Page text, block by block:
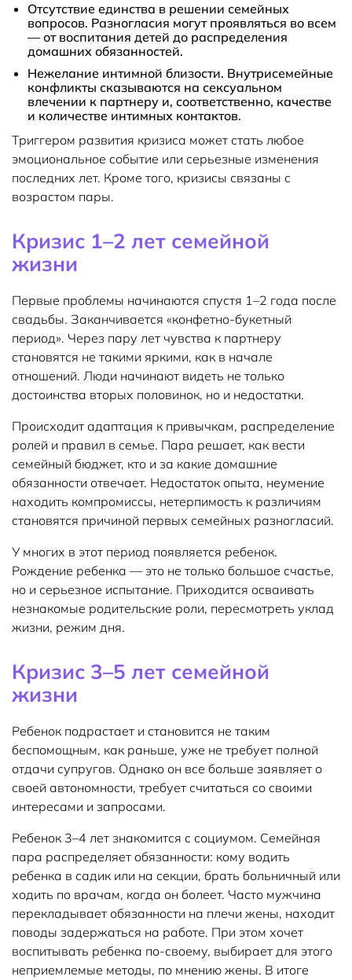
Отсутствие единства в решении семейных
вопросов. Разногласия могут проявляться во всем
— от воспитания детей до распределения
домашних обязанностей.
Нежелание интимной близости. Внутрисемейные
конфликты сказываются на сексуальном
влечении к партнеру и, соответственно, качестве
и количестве интимных контактов.
Триггером развития кризиса может стать любое
эмоциональное событие или серьезные изменения
последних лет. Кроме того, кризисы связаны с
возрастом пары.
Кризис 1–2 лет семейной
жизни
Первые проблемы начинаются спустя 1–2 года после
свадьбы. Заканчивается «конфетно-букетный
период». Через пару лет чувства к партнеру
становятся не такими яркими, как в начале
отношений. Люди начинают видеть не только
достоинства вторых половинок, но и недостатки.
Происходит адаптация к привычкам, распределение
ролей и правил в семье. Пара решает, как вести
семейный бюджет, кто и за какие домашние
обязанности отвечает. Недостаток опыта, неумение
находить компромиссы, нетерпимость к различиям
становятся причиной первых семейных разногласий.
У многих в этот период появляется ребенок.
Рождение ребенка — это не только большое счастье,
но и серьезное испытание. Приходится осваивать
незнакомые родительские роли, пересмотреть уклад
жизни, режим дня.
Кризис 3–5 лет семейной
жизни
Ребенок подрастает и становится не таким
беспомощным, как раньше, уже не требует полной
отдачи супругов. Однако он все больше заявляет о
своей автономности, требует считаться со своими
интересами и запросами.
Ребенок 3–4 лет знакомится с социумом. Семейная
пара распределяет обязанности: кому водить
ребенка в садик или на секции, брать больничный или
ходить по врачам, когда он болеет. Часто мужчина
перекладывает обязанности на плечи жены, находит
поводы задержаться на работе. При этом хочет
воспитывать ребенка по-своему, выбирает для этого
неприемлемые методы, по мнению жены. В итоге